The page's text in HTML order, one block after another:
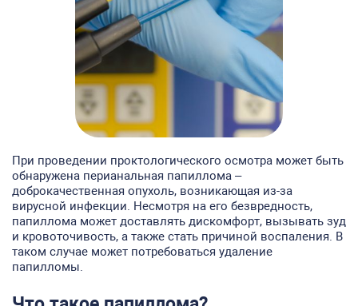
При проведении проктологического осмотра может быть
обнаружена перианальная папиллома –
доброкачественная опухоль, возникающая из-за
вирусной инфекции. Несмотря на его безвредность,
папиллома может доставлять дискомфорт, вызывать зуд
и кровоточивость, а также стать причиной воспаления. В
таком случае может потребоваться удаление
папилломы.